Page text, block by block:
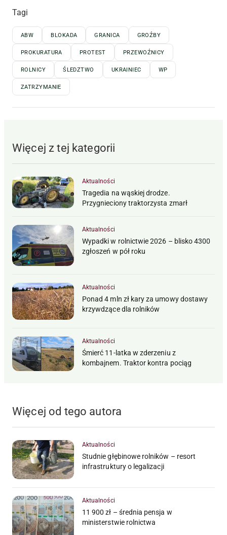
Tagi
ABW BLOKADA GRANICA GROŹBY
PROKURATURA PROTEST PRZEWOŹNICY
ROLNICY ŚLEDZTWO UKRAINIEC WP
ZATRZYMANIE
Więcej z tej kategorii
Aktualności
Tragedia na wąskiej drodze.
Przygnieciony traktorzysta zmarł
Aktualności
Wypadki w rolnictwie 2026 – blisko 4300
zgłoszeń w pół roku
Aktualności
Ponad 4 mln zł kary za umowy dostawy
krzywdzące dla rolników
Aktualności
Śmierć 11-latka w zderzeniu z
kombajnem. Traktor kontra pociąg
Więcej od tego autora
Aktualności
Studnie głębinowe rolników – resort
infrastruktury o legalizacji
Aktualności
11 900 zł – średnia pensja w
ministerstwie rolnictwa